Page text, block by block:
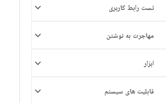
تست رابط کاربری
مهاجرت به نوشتن
ابزار
قابلیت های سیستم